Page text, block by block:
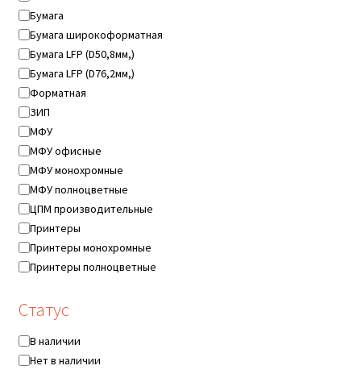
Бумага
Бумага широкоформатная
Бумага LFP (D50,8мм,)
Бумага LFP (D76,2мм,)
Форматная
ЗИП
МФУ
МФУ офисные
МФУ монохромные
МФУ полноцветные
ЦПМ производительные
Принтеры
Принтеры монохромные
Принтеры полноцветные
Статус
Статус
В наличии
Нет в наличии